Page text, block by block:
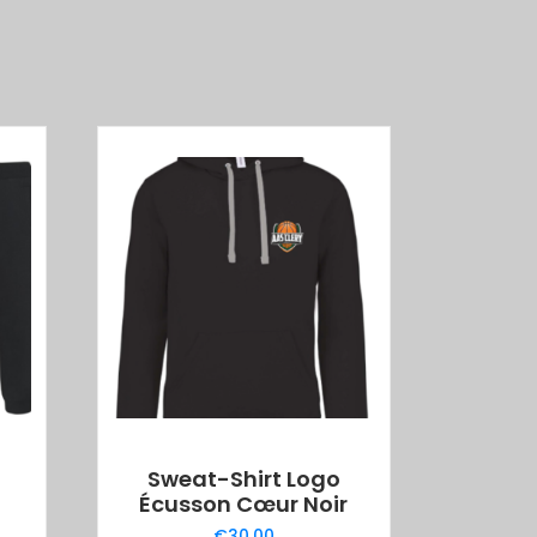
Sweat-Shirt Logo
Écusson Cœur Noir